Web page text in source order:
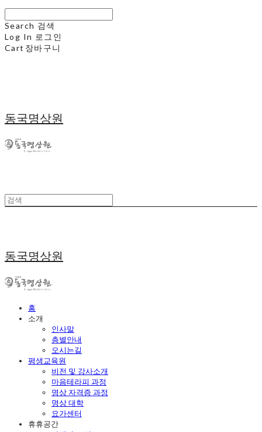
Search 검색
Log In 로그인
Cart 장바구니
동국명상원
동국명상원
홈
소개
인사말
층별안내
오시는길
평생교육원
비전 및 강사소개
마음테라피 과정
명상 자격증 과정
명상 대학
요가센터
휴휴공간